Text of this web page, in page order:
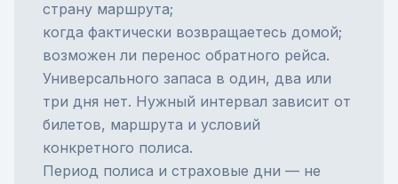
страну маршрута;
когда фактически возвращаетесь домой;
возможен ли перенос обратного рейса.
Универсального запаса в один, два или
три дня нет. Нужный интервал зависит от
билетов, маршрута и условий
конкретного полиса.
Период полиса и страховые дни — не